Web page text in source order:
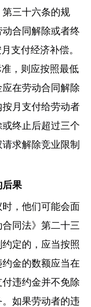
三十六条的规
合同解除或者终
支付经济补偿。
，则应按照最低
在劳动合同解除
月支付给劳动者
终止后超过三个
求解除竞业限制
后果
，他们可能会面
同法》第二十三
定的，应当按照
金的数额应当在
违约金并不免除
如果劳动者的违